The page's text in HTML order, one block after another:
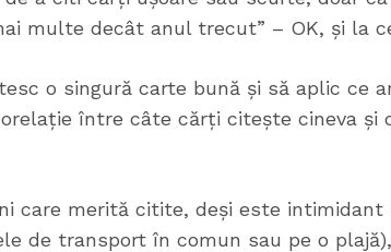
multe decât anul trecut” – OK, și la
o singură carte bună și să aplic ce
între câte cărți citește cineva
care merită citite, deși este
de transport în comun sau pe o